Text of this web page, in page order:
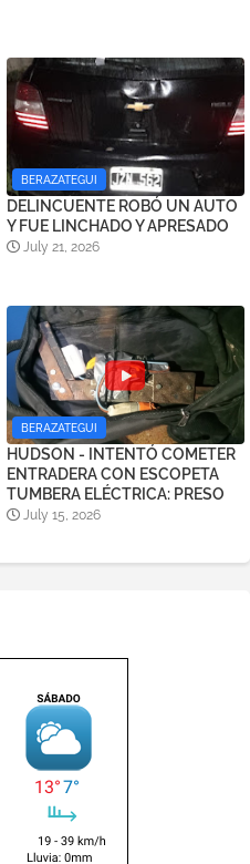
BERAZATEGUI
DELINCUENTE ROBÓ UN AUTO
Y FUE LINCHADO Y APRESADO
July 21, 2026
BERAZATEGUI
HUDSON - INTENTÓ COMETER
ENTRADERA CON ESCOPETA
TUMBERA ELÉCTRICA: PRESO
July 15, 2026